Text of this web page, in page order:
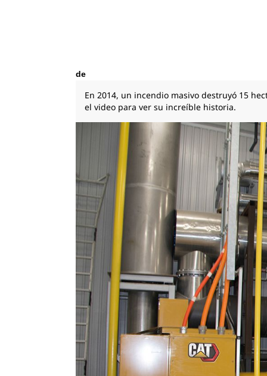
de
En 2014, un incendio masivo destruyó 15
el video para ver su increíble historia.